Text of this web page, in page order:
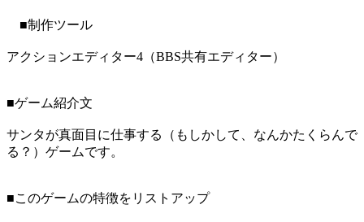
■制作ツール
アクションエディター4（BBS共有エディター）
■ゲーム紹介文
サンタが真面目に仕事する（もしかして、なんかたくらんで
る？）ゲームです。
■このゲームの特徴をリストアップ